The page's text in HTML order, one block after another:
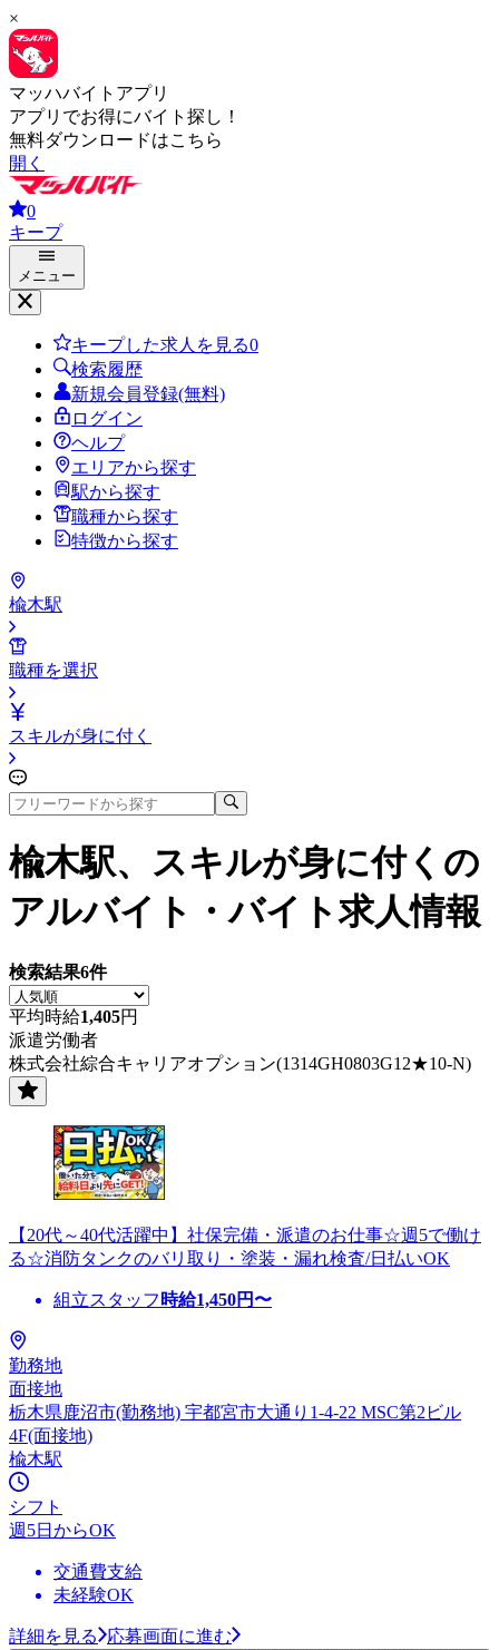
×
マッハバイトアプリ
アプリでお得にバイト探し！
無料ダウンロードはこちら
開く
0
キープ
メニュー
キープした求人を見る0
検索履歴
新規会員登録(無料)
ログイン
ヘルプ
エリアから探す
駅から探す
職種から探す
特徴から探す
楡木駅
職種を選択
スキルが身に付く
楡木駅、スキルが身に付く の
アルバイト・バイト求人情報
検索結果6件
平均時給1,405円
派遣労働者
株式会社綜合キャリアオプション(1314GH0803G12★10-N)
【20代～40代活躍中】社保完備・派遣のお仕事☆週5で働け
る☆消防タンクのバリ取り・塗装・漏れ検査/日払いOK
組立スタッフ 時給1,450円〜
勤務地
面接地
栃木県鹿沼市(勤務地) 宇都宮市大通り1-4-22 MSC第2ビル
4F(面接地)
楡木駅
シフト
週5日からOK
交通費支給
未経験OK
詳細を見る 応募画面に進む